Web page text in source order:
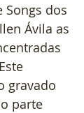
Songs dos
Ávila as
gravado
parte